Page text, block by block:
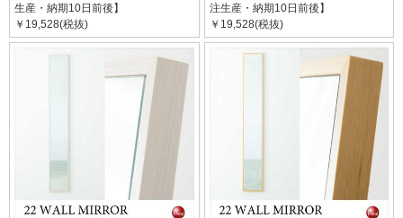
生産・納期10日前後】
￥19,528(税抜)
注生産・納期10日前後】
￥19,528(税抜)